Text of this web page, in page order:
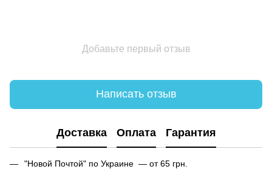
Добавьте первый отзыв
Написать отзыв
Доставка Оплата Гарантия
"Новой Почтой" по Украине — от 65 грн.